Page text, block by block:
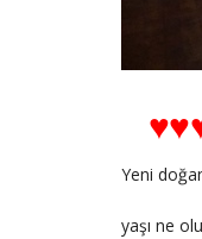
Yeni
yaşı ne